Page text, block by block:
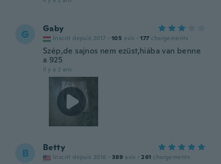
G Gaby
Inscrit depuis 2017 · 105 avis · 177 chargements
Szép,de sajnos nem ezüst,hiába van benne
a 925
il y a 2 ans
B Betty
Inscrit depuis 2016 · 389 avis · 261 chargements